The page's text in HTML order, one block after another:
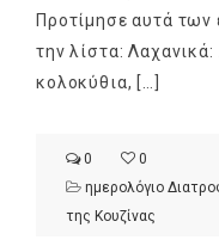
Προτίμησε αυτά
την λίστα:
κολοκύθια, […]
0
0
ημερολόγιο
της Κουζίνας